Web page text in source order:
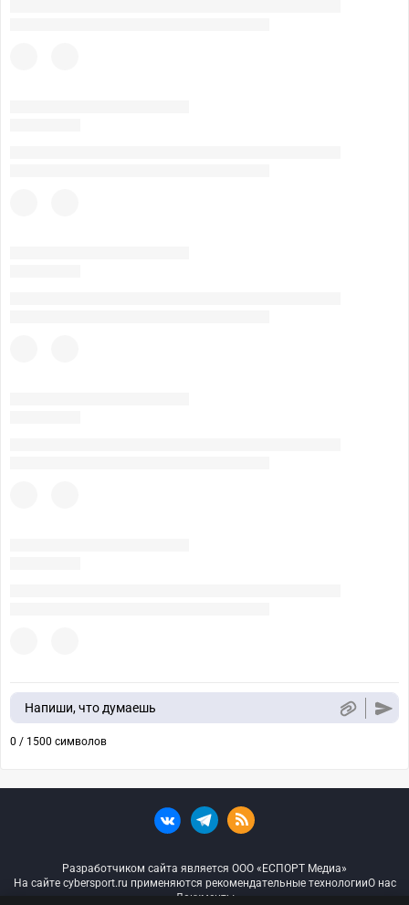
Напиши, что думаешь
0 / 1500 символов
Разработчиком сайта является ООО «ЕСПОРТ Медиа»
На сайте cybersport.ru применяются рекомендательные технологииО нас
Документы